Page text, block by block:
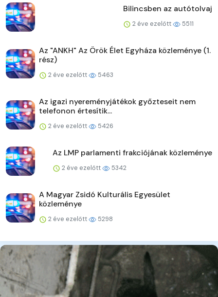
Bilincsben az autótolvaj
2 éve ezelőtt 5511
Az "ANKH" Az Örök Élet Egyháza közleménye (1.
rész)
2 éve ezelőtt 5463
Az igazi nyereményjátékok győzteseit nem
telefonon értesítik...
2 éve ezelőtt 5426
Az LMP parlamenti frakciójának közleménye
2 éve ezelőtt 5342
A Magyar Zsidó Kulturális Egyesület
közleménye
2 éve ezelőtt 5298